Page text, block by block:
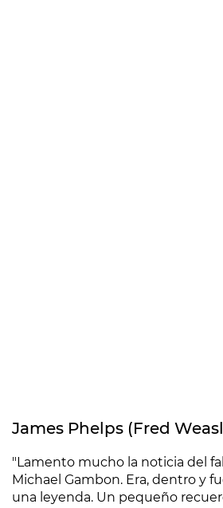
James Phelps (Fred
"Lamento mucho la noticia del
Michael Gambon. Era, dentro y
una leyenda. Un pequeño